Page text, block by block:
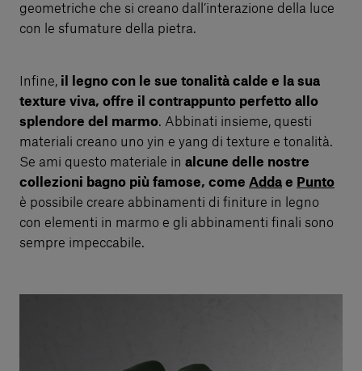
geometriche che si creano dall’interazione della luce
con le sfumature della pietra.
Infine, il legno con le sue tonalità calde e la sua
texture viva, offre il contrappunto perfetto allo
splendore del marmo. Abbinati insieme, questi
materiali creano uno yin e yang di texture e tonalità.
Se ami questo materiale in alcune delle nostre
collezioni bagno più famose, come Adda e Punto
è possibile creare abbinamenti di finiture in legno
con elementi in marmo e gli abbinamenti finali sono
sempre impeccabile.